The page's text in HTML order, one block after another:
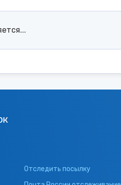
Отследить посылку